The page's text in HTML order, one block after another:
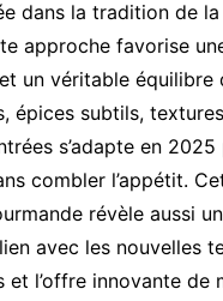
dans la tradition de
approche favorise
un véritable équilibre
épices subtils,
s’adapte en
combler l’appétit.
révèle aussi
avec les nouvelles
et l’offre innovante de